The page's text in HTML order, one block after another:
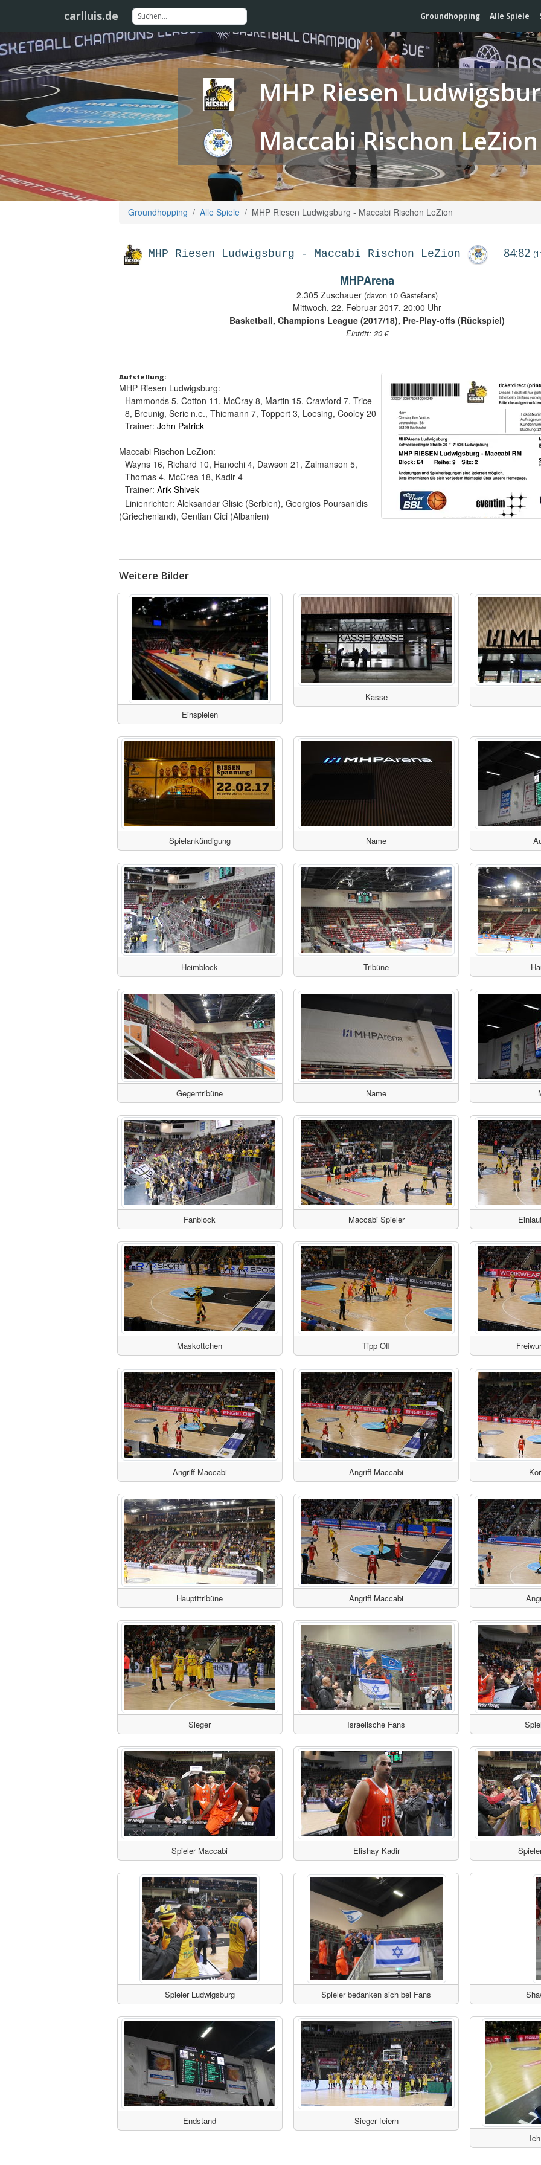
carlluis.de Groundhopping Alle Spiele
MHP Riesen
Maccabi Rischon LeZion
Groundhopping Alle Spiele MHP Riesen Ludwigsburg - Maccabi Rischon LeZion
MHP Riesen Ludwigsburg - Maccabi Rischon LeZion 84:82
MHPArena
2.305 Zuschauer (davon 10 Gästefans)
Mittwoch, 22. Februar 2017, 20:00 Uhr
Basketball, Champions League (2017/18), Pre-Play-offs (Rückspiel)
Eintritt: 20 €
Aufstellung:
MHP Riesen Ludwigsburg:
Hammonds 5, Cotton 11, McCray 8, Martin 15, Crawford 7, Trice
8, Breunig, Seric n.e., Thiemann 7, Toppert 3, Loesing, Cooley 20
Trainer: John Patrick
Maccabi Rischon LeZion:
Wayns 16, Richard 10, Hanochi 4, Dawson 21, Zalmanson 5,
Thomas 4, McCrea 18, Kadir 4
Trainer: Arik Shivek
Linienrichter: Aleksandar Glisic (Serbien), Georgios Poursanidis
(Griechenland), Gentian Cici (Albanien)
Weitere Bilder
Einspielen
Kasse
Spielankündigung Name
Heimblock Tribüne
Gegentribüne Name
Fanblock Maccabi Spieler
Maskottchen Tipp Off
Angriff Maccabi Angriff Maccabi
Hauptttribüne Angriff Maccabi
Sieger Israelische Fans
Spieler Maccabi Elishay Kadir
Spieler Ludwigsburg Spieler bedanken sich bei Fans
Endstand
Sieger feiern